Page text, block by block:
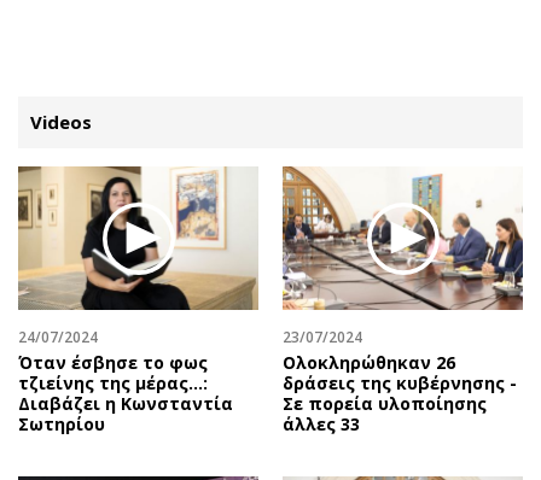
ΚΑΤΗΓΟΡΙΕΣ ΣΥΝΔΕΣΗ
Παιδεία
Υγεία
Πολιτική
Βουλευτικές 2026
Εκλογές 2024
Απόψεις
Αρθρογραφία
The Hill
Υγεία
Αγγελίες
Ενοικιάζονται
Videos
24/07/2024
Όταν έσβησε το φως
τζιείνης της μέρας…:
Διαβάζει η Κωνσταντία
Σωτηρίου
23/07/2024
Ολοκληρώθηκαν 26
δράσεις της κυβέρνησης -
Σε πορεία υλοποίησης
άλλες 33